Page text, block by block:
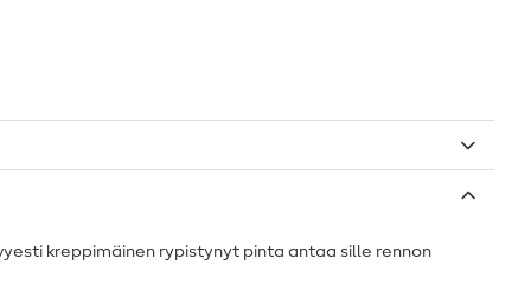
kreppimäinen rypistynyt pinta antaa sille rennon